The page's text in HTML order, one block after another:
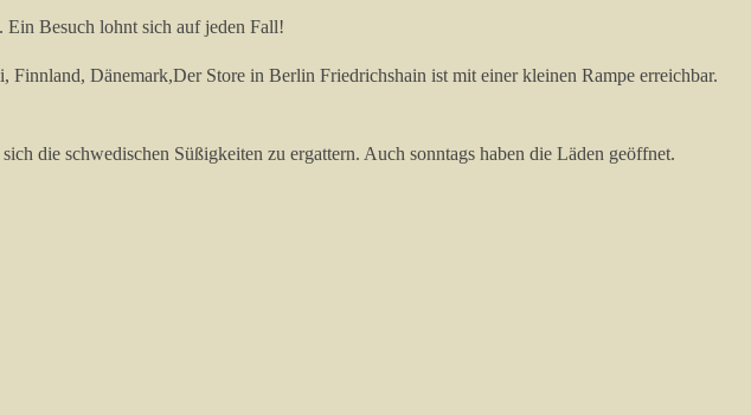
Ein Besuch lohnt sich auf jeden Fall!
Der Store in Berlin Friedrichshain ist mit einer kleinen Rampe erreichbar.
die schwedischen Süßigkeiten zu ergattern. Auch sonntags haben die Läden geöffnet.